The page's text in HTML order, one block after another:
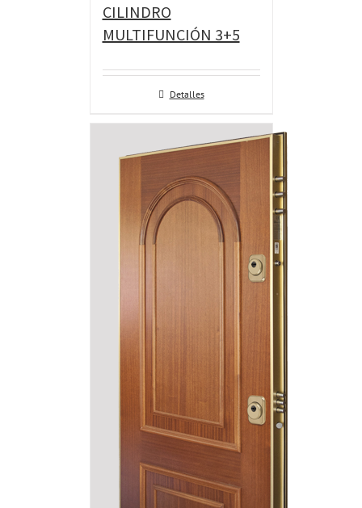
CILINDRO
MULTIFUNCIÓN 3+5
Detalles